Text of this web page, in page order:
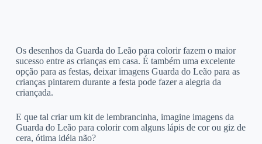
Os desenhos da Guarda do Leão para colorir fazem o maior
sucesso entre as crianças em casa. É também uma excelente
opção para as festas, deixar imagens Guarda do Leão para as
crianças pintarem durante a festa pode fazer a alegria da
criançada.
E que tal criar um kit de lembrancinha, imagine imagens da
Guarda do Leão para colorir com alguns lápis de cor ou giz de
cera, ótima idéia não?